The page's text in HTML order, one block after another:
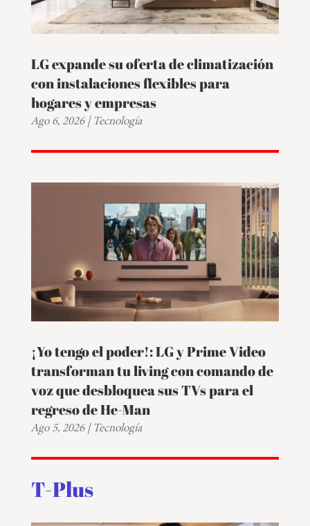
LG expande su oferta de climatización
con instalaciones flexibles para
hogares y empresas
Ago 6, 2026|Tecnología
¡Yo tengo el poder!: LG y Prime Video
transforman tu living con comando de
voz que desbloquea sus TVs para el
regreso de He-Man
Ago 5, 2026|Tecnología
T-Plus